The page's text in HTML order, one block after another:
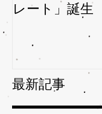
レート」誕生
最新記事